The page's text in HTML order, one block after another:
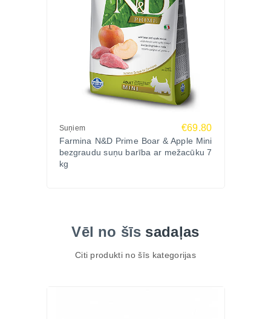
Suņiem €69.80
Farmina N&D Prime Boar & Apple Mini
bezgraudu suņu barība ar mežacūku 7
kg
Vēl no šīs sadaļas
Citi produkti no šīs kategorijas